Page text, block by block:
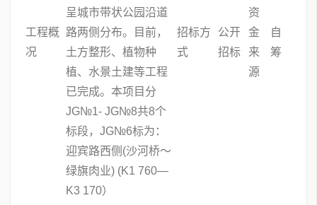
工程概
况
呈城市带状公园沿道
路两侧分布。目前，
土方整形、植物种
植、水景土建等工程
已完成。本项目分
JG№1- JG№8共8个
标段，JG№6标为：
迎宾路西侧(沙河桥～
绿旗肉业) (K1 760—
K3 170）
招标方
式
公开
招标
资
金
来
源
自
筹